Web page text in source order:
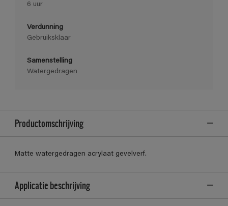
6 uur
Verdunning
Gebruiksklaar
Samenstelling
Watergedragen
Productomschrijving
Matte watergedragen acrylaat gevelverf.
Applicatie beschrijving